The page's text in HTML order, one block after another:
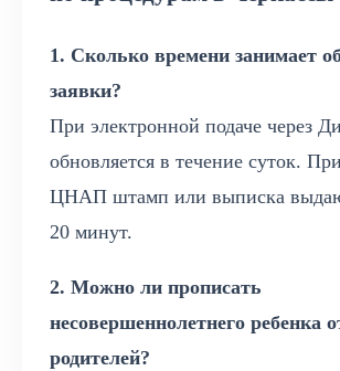
1. Сколько времени занимает
заявки?
При электронной подаче через
обновляется в течение суток.
ЦНАП штамп или выписка
20 минут.
2. Можно ли прописать
несовершеннолетнего ребенка
родителей?